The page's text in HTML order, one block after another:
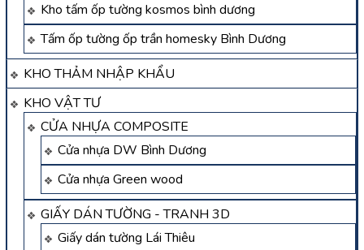
Kho tấm ốp tường kosmos bình dương
Tấm ốp tường ốp trần homesky Bình Dương
KHO THẢM NHẬP KHẨU
KHO VẬT TƯ
CỬA NHỰA COMPOSITE
Cửa nhựa DW Bình Dương
Cửa nhựa Green wood
GIẤY DÁN TƯỜNG - TRANH 3D
Giấy dán tường Lái Thiêu